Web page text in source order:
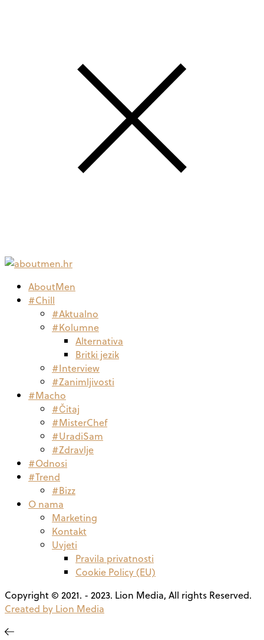
AboutMen
#Chill
#Aktualno
#Kolumne
Alternativa
Britki jezik
#Interview
#Zanimljivosti
#Macho
#Čitaj
#MisterChef
#UradiSam
#Zdravlje
#Odnosi
#Trend
#Bizz
O nama
Marketing
Kontakt
Uvjeti
Pravila privatnosti
Cookie Policy (EU)
Copyright © 2021. - 2023. Lion Media, All rights Reserved.
Created by Lion Media